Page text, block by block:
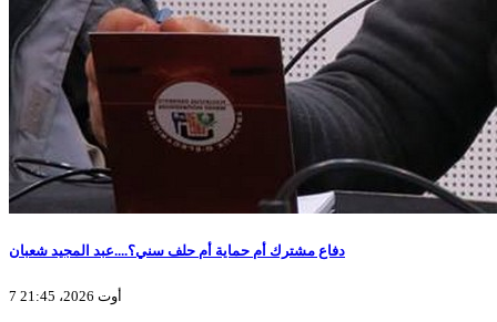
دفاع مشترك أم حماية أم حلف سني؟....عبد المجيد شعبان
7 أوت 2026، 21:45